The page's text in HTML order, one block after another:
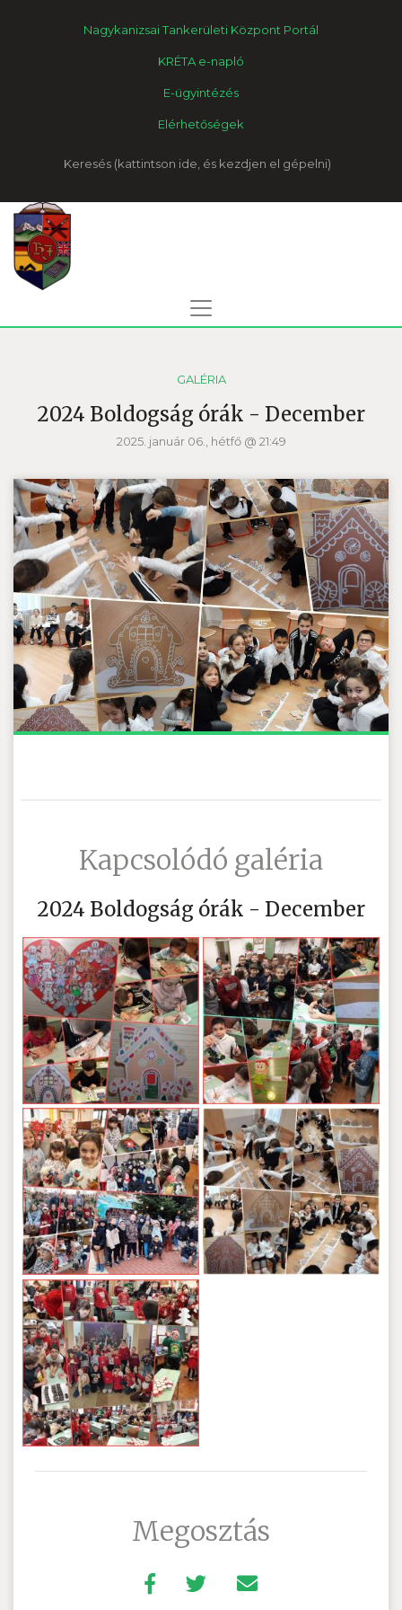
Nagykanizsai Tankerületi Központ Portál
KRÉTA e-napló
E-ügyintézés
Elérhetőségek
Keresés
GALÉRIA
2024 Boldogság órák - December
2025. január 06., hétfő @ 21:49
Kapcsolódó galéria
2024 Boldogság órák - December
Megosztás